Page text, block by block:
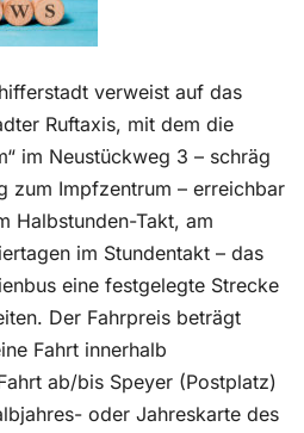
verweist auf das
Ruftaxis, mit dem die
im Neustückweg 3 – schräg
zum Impfzentrum – erreichbar
Halbstunden-Takt, am
im Stundentakt – das
eine festgelegte Strecke
Der Fahrpreis beträgt
Fahrt innerhalb
ab/bis Speyer (Postplatz)
oder Jahreskarte des